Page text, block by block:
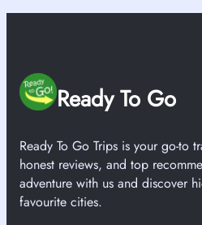
Ready To Go
Ready To Go Trips is your go-to
honest reviews, and top
adventure with us and discover
favourite cities.